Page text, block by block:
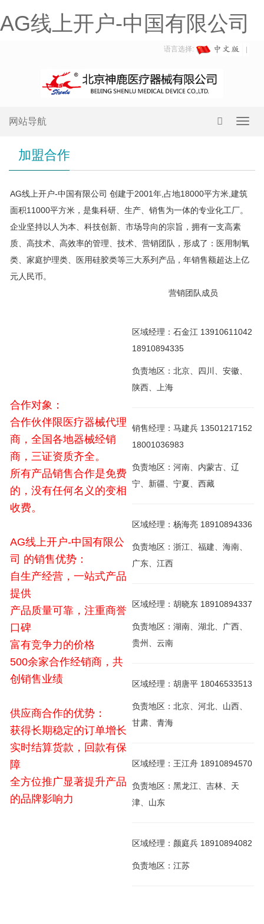
AG线上开户-中国有限公司
语言选择:
网站导航
加盟合作
AG线上开户-中国有限公司 创建于2001年,占地18000平方米,建筑
面积11000平方米，是集科研、生产、销售为一体的专业化工厂。
企业坚持以人为本、科技创新、市场导向的宗旨，拥有一支高素
质、高技术、高效率的管理、技术、营销团队，形成了：医用制氧
类、家庭护理类、医用硅胶类等三大系列产品，年销售额超达上亿
元人民币。
合作对象：
合作伙伴限医疗器械代理
商，全国各地器械经销
商，三证资质齐全。
所有产品销售合作是免费
的，没有任何名义的变相
收费。
AG线上开户-中国有限公
司 的销售优势：
自生产经营，一站式产品
提供
产品质量可靠，注重商誉
口碑
富有竞争力的价格
500余家合作经销商，共
创销售业绩
供应商合作的优势：
获得长期稳定的订单增长
实时结算货款，回款有保
障
全方位推广显著提升产品
的品牌影响力
营销团队成员
区域经理：石金江 13910611042
18910894335
负责地区：北京、四川、安徽、
陕西、上海
销售经理：马建兵 13501217152
18001036983
负责地区：河南、内蒙古、辽
宁、新疆、宁夏、西藏
区域经理：杨海亮 18910894336
负责地区：浙江、福建、海南、
广东、江西
区域经理：胡晓东 18910894337
负责地区：湖南、湖北、广西、
贵州、云南
区域经理：胡唐平 18046533513
负责地区：北京、河北、山西、
甘肃、青海
区域经理：王江舟 18910894570
负责地区：黑龙江、吉林、天
津、山东
区域经理：颜庭兵 18910894082
负责地区：江苏